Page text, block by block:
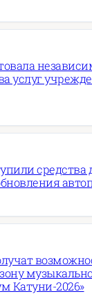
услуг
средства
Катуни-2026»